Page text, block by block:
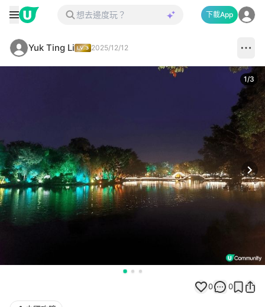
下載App
Yuk Ting Li 2025/12/12
1/3
0 0